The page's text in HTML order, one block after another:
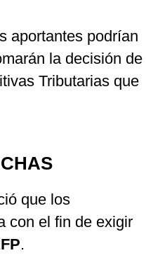
aportantes podrían
la decisión de
Tributarias que
que los
con el fin de exigir
.